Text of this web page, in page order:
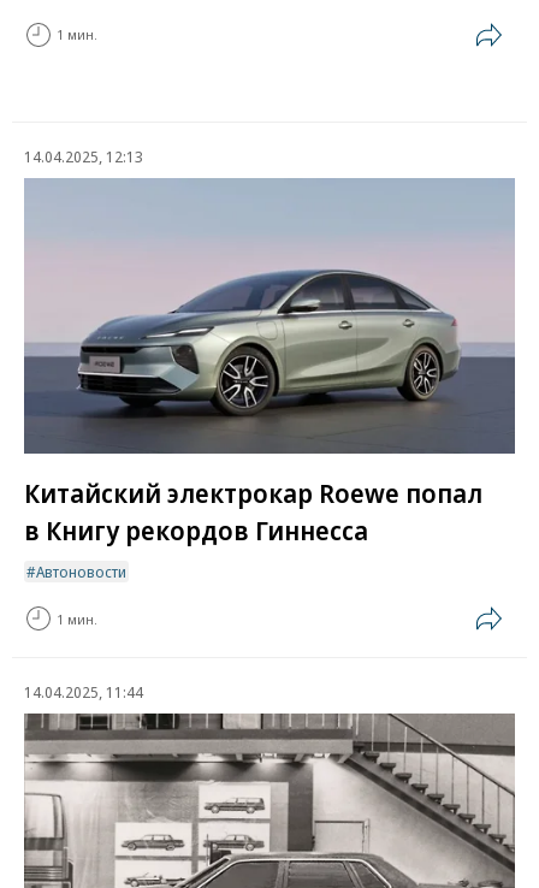
1 мин.
14.04.2025, 12:13
Китайский электрокар Roewe попал
в Книгу рекордов Гиннесса
Автоновости
1 мин.
14.04.2025, 11:44